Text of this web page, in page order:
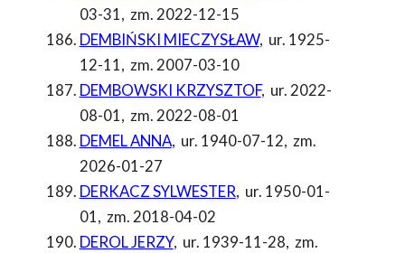
03-31, zm. 2022-12-15
DEMBIŃSKI MIECZYSŁAW, ur. 1925-
12-11, zm. 2007-03-10
DEMBOWSKI KRZYSZTOF, ur. 2022-
08-01, zm. 2022-08-01
DEMEL ANNA, ur. 1940-07-12, zm.
2026-01-27
DERKACZ SYLWESTER, ur. 1950-01-
01, zm. 2018-04-02
DEROL JERZY, ur. 1939-11-28, zm.